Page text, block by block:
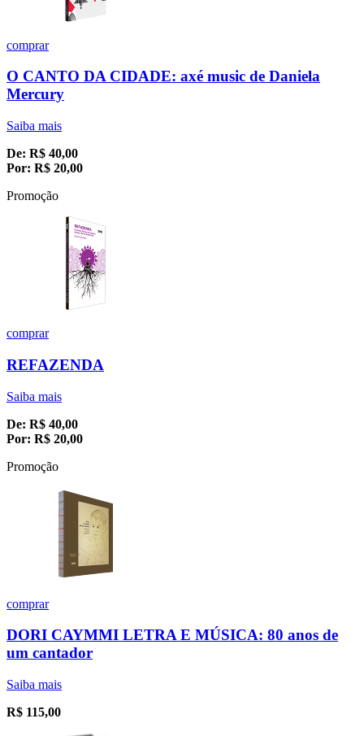
comprar
O CANTO DA CIDADE: axé music de Daniela
Mercury
Saiba mais
De: R$ 40,00
Por: R$ 20,00
Promoção
comprar
REFAZENDA
Saiba mais
De: R$ 40,00
Por: R$ 20,00
Promoção
comprar
DORI CAYMMI LETRA E MÚSICA: 80 anos de
um cantador
Saiba mais
R$ 115,00